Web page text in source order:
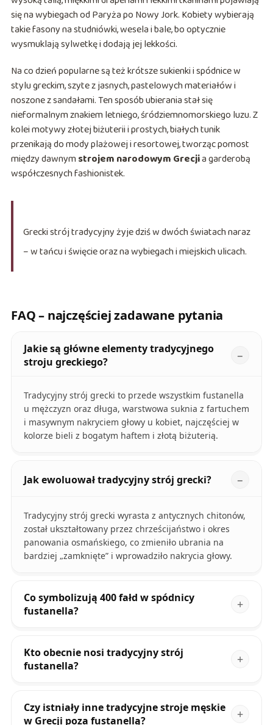
się na wybiegach od Paryża po Nowy Jork. Kobiety wybierają
takie fasony na studniówki, wesela i bale, bo optycznie
wysmuklają sylwetkę i dodają jej lekkości.
Na co dzień popularne są też krótsze sukienki i spódnice w
stylu greckim, szyte z jasnych, pastelowych materiałów i
noszone z sandałami. Ten sposób ubierania stał się
nieformalnym znakiem letniego, śródziemnomorskiego luzu. Z
kolei motywy złotej biżuterii i prostych, białych tunik
przenikają do mody plażowej i resortowej, tworząc pomost
między dawnymstrojem narodowym Grecjia garderobą
współczesnych fashionistek.
Grecki strój tradycyjny żyje dziś w dwóch światach naraz
– w tańcu i święcie oraz na wybiegach i miejskich ulicach.
FAQ – najczęściej zadawane pytania
Jakie są główne elementy tradycyjnego
stroju greckiego?
Tradycyjny strój grecki to przede wszystkim fustanella
u mężczyzn oraz długa, warstwowa suknia z fartuchem
i masywnym nakryciem głowy u kobiet, najczęściej w
kolorze bieli z bogatym haftem i złotą biżuterią.
Jak ewoluował tradycyjny strój grecki?
Tradycyjny strój grecki wyrasta z antycznych chitonów,
został ukształtowany przez chrześcijaństwo i okres
panowania osmańskiego, co zmieniło ubrania na
bardziej „zamknięte” i wprowadziło nakrycia głowy.
Co symbolizują 400 fałd w spódnicy
fustanella?
Kto obecnie nosi tradycyjny strój
fustanella?
Czy istniały inne tradycyjne stroje męskie
w Grecji poza fustanellą?